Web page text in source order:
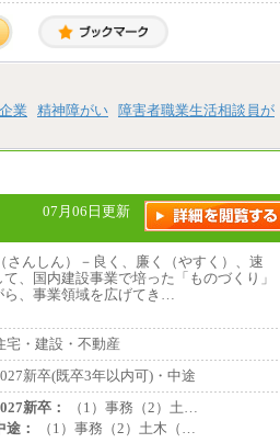
業 精神障がい
障害者職業生活相談員が
07月06日更新
さんしん）－良く、廉く（やすく）、速
、国内建設事業で培った「ものづくり」
、事業領域を広げてき…
宅・建設・不動産
新卒(既卒3年以内可)・中途
新卒：
（1）事務（2）土…
途：
（1）事務（2）土木（…